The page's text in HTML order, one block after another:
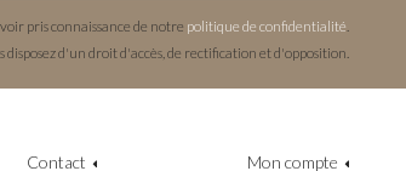
pris connaissance de notre politique de confidentialité
disposez d'un droit d'accès, de rectification et d'opposition.
Contact Mon compte